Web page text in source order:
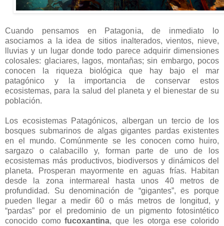
Cuando pensamos en Patagonia, de inmediato lo
asociamos a la idea de sitios inalterados, vientos, nieve,
lluvias y un lugar donde todo parece adquirir dimensiones
colosales: glaciares, lagos, montañas; sin embargo, pocos
conocen la riqueza biológica que hay bajo el mar
patagónico y la importancia de conservar estos
ecosistemas, para la salud del planeta y el bienestar de su
población.
Los ecosistemas Patagónicos, albergan un tercio de los
bosques submarinos de algas gigantes pardas existentes
en el mundo. Comúnmente se les conocen como huiro,
sargazo o calabacillo y, forman parte de uno de los
ecosistemas más productivos, biodiversos y dinámicos del
planeta. Prosperan mayormente en aguas frías. Habitan
desde la zona intermareal hasta unos 40 metros de
profundidad. Su denominación de “gigantes”, es porque
pueden llegar a medir 60 o más metros de longitud, y
“pardas” por el predominio de un pigmento fotosintético
conocido comofucoxantina, que les otorga ese colorido